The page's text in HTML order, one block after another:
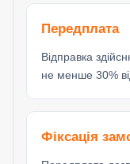
Передплата
Відправка
не менше 30%
Фіксація